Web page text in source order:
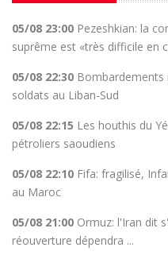
05/08 23:00 Pezeshkian: la
suprême est «très difficile en
05/08 22:30 Bombardements
soldats au Liban-Sud
05/08 22:15 Les houthis du
pétroliers saoudiens
05/08 22:10 Fifa: fragilisé,
au Maroc
05/08 21:00 Ormuz: l'Iran dit
réouverture dépendra ...